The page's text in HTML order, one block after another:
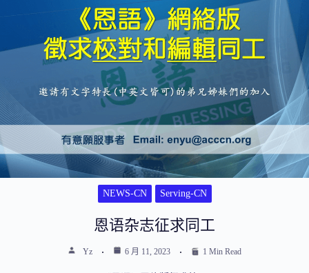
NEWS-CN Serving-CN
恩语杂志征求同工
Yz 6 月 11, 2023 1 Min Read